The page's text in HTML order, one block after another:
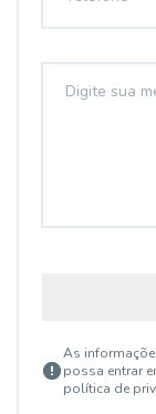
As
possa entrar
política de